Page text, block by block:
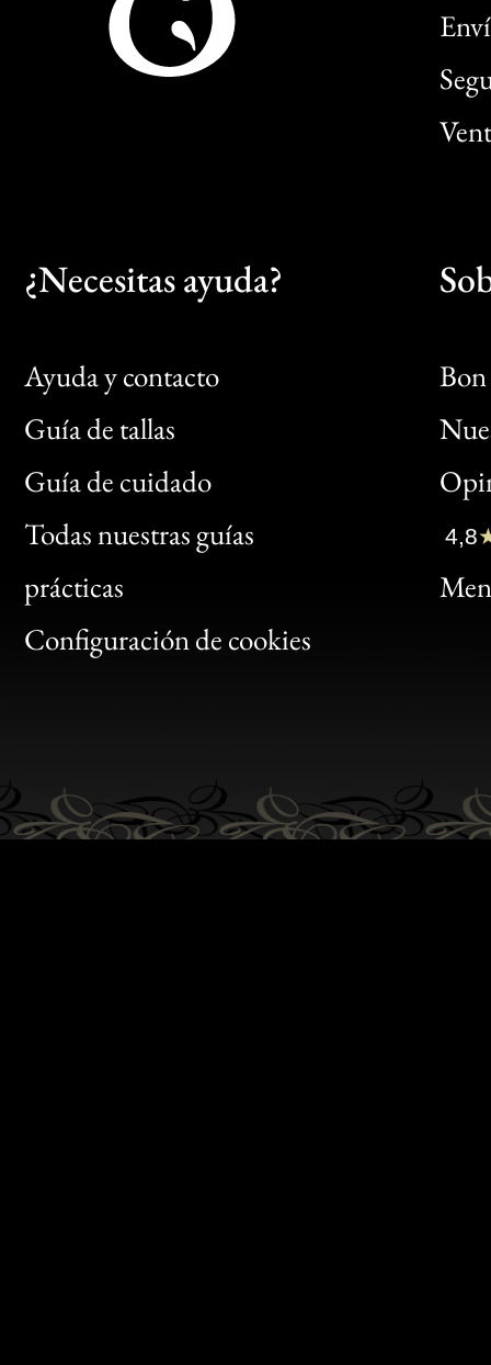
¿Necesitas ayuda?
Ayuda y contacto
Guía de tallas
Guía de cuidado
Todas nuestras guías
prácticas
Configuración de cookies
Bon
Clic
Bon
4,8